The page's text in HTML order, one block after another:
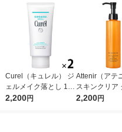
Curel（キュレル） ジ
ェルメイク落とし 130
g ×2個 花王 敏感肌
2,200円
Attenir（アテ
スキンクリア
ズ オイル ア
2,200円